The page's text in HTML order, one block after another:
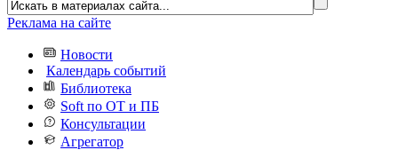
Реклама на сайте
Новости
Календарь событий
Библиотека
Soft по ОТ и ПБ
Консультации
Агрегатор